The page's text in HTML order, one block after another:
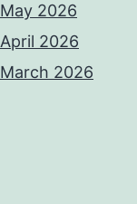
May 2026
April 2026
March 2026